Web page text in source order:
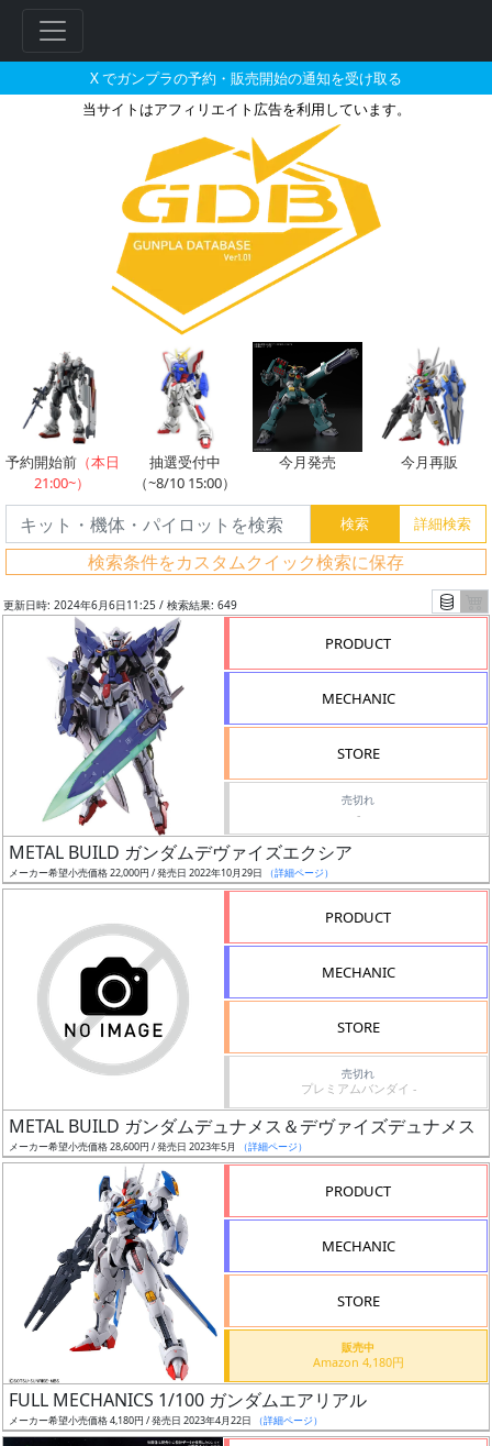
X でガンプラの予約・販売開始の通知を受け取る
当サイトはアフィリエイト広告を利用しています。
METAL BUILD ガンダムデヴァ
予約開始前（本日
21:00~）
抽選受付中
（~8/10 15:00）
今月発売 今月再販
検索条件をカスタムクイック検索に保存
フ
リ
グ
レ
ル
更新日時: 2024年6月6日11:25 / 検索結果: 649
PRODUCT
MECHANIC
STORE
売切れ
-
METAL BUILD ガンダムデヴァイズエクシア
メーカー希望小売価格 22,000円 / 発売日 2022年10月29日 （詳細ページ）
PRODUCT
MECHANIC
STORE
売切れ
プレミアムバンダイ -
METAL BUILD ガンダムデュナメス＆デヴァイズデュナメス
メーカー希望小売価格 28,600円 / 発売日 2023年5月 （詳細ページ）
PRODUCT
MECHANIC
STORE
販売中
Amazon 4,180円
FULL MECHANICS 1/100 ガンダムエアリアル
メーカー希望小売価格 4,180円 / 発売日 2023年4月22日 （詳細ページ）